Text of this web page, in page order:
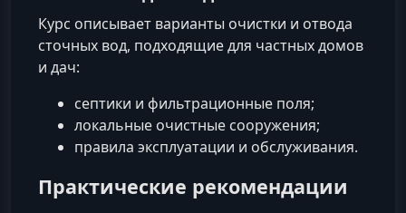
Курс описывает варианты очистки и отвода
сточных вод, подходящие для частных домов
и дач:
септики и фильтрационные поля;
локальные очистные сооружения;
правила эксплуатации и обслуживания.
Практические рекомендации